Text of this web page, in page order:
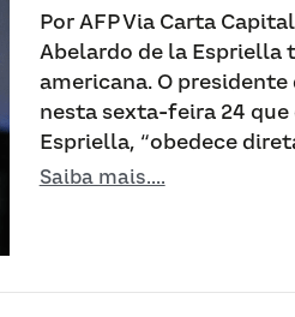
Por AFP Via Carta
Abelardo de la Espriella
americana. O
nesta sexta-feira 24
Espriella, “obedece
Saiba mais....